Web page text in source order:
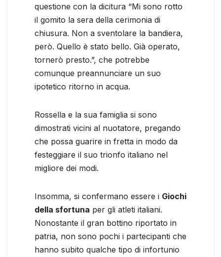
questione con la dicitura “Mi sono rotto
il gomito la sera della cerimonia di
chiusura. Non a sventolare la bandiera,
però. Quello è stato bello. Già operato,
tornerò presto.”, che potrebbe
comunque preannunciare un suo
ipotetico ritorno in acqua.
Rossella e la sua famiglia si sono
dimostrati vicini al nuotatore, pregando
che possa guarire in fretta in modo da
festeggiare il suo trionfo italiano nel
migliore dei modi.
Insomma, si confermano essere i Giochi
della sfortuna per gli atleti italiani.
Nonostante il gran bottino riportato in
patria, non sono pochi i partecipanti che
hanno subito qualche tipo di infortunio